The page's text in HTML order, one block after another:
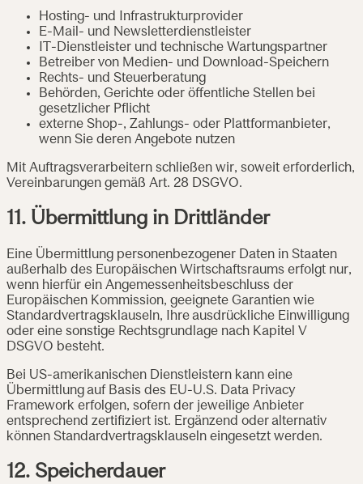
Hosting- und Infrastrukturprovider
E-Mail- und Newsletterdienstleister
IT-Dienstleister und technische Wartungspartner
Betreiber von Medien- und Download-Speichern
Rechts- und Steuerberatung
Behörden, Gerichte oder öffentliche Stellen bei
gesetzlicher Pflicht
externe Shop-, Zahlungs- oder Plattformanbieter,
wenn Sie deren Angebote nutzen
Mit Auftragsverarbeitern schließen wir, soweit erforderlich,
Vereinbarungen gemäß Art. 28 DSGVO.
11. Übermittlung in Drittländer
Eine Übermittlung personenbezogener Daten in Staaten
außerhalb des Europäischen Wirtschaftsraums erfolgt nur,
wenn hierfür ein Angemessenheitsbeschluss der
Europäischen Kommission, geeignete Garantien wie
Standardvertragsklauseln, Ihre ausdrückliche Einwilligung
oder eine sonstige Rechtsgrundlage nach Kapitel V
DSGVO besteht.
Bei US-amerikanischen Dienstleistern kann eine
Übermittlung auf Basis des EU-U.S. Data Privacy
Framework erfolgen, sofern der jeweilige Anbieter
entsprechend zertifiziert ist. Ergänzend oder alternativ
können Standardvertragsklauseln eingesetzt werden.
12. Speicherdauer